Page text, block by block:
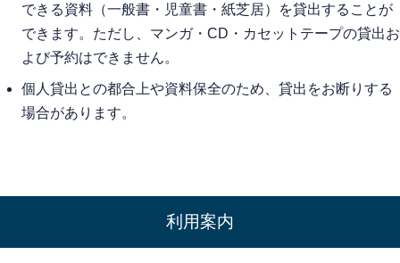
できる資料（一般書・児童書・紙芝居）を貸出することが
できます。ただし、マンガ・CD・カセットテープの貸出お
よび予約はできません。
個人貸出との都合上や資料保全のため、貸出をお断りする
場合があります。
利用案内